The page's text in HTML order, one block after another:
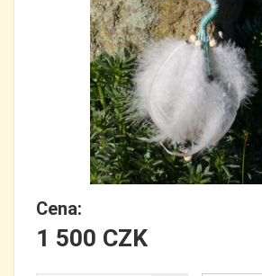
Cena:
1 500 CZK